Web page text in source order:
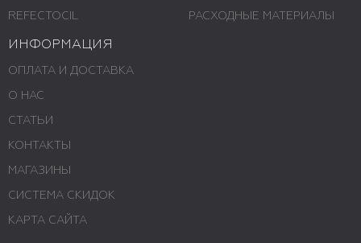
REFECTOCIL РАСХОДНЫЕ МАТЕРИАЛЫ
ИНФОРМАЦИЯ
ОПЛАТА И ДОСТАВКА
О НАС
СТАТЬИ
КОНТАКТЫ
МАГАЗИНЫ
СИСТЕМА СКИДОК
КАРТА САЙТА